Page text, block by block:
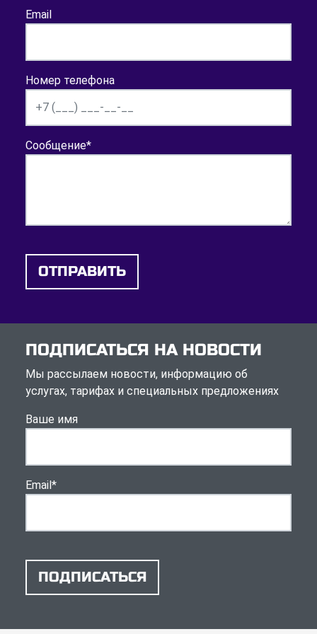
Email
Номер телефона
Сообщение*
ОТПРАВИТЬ
ПОДПИСАТЬСЯ НА НОВОСТИ
Мы рассылаем новости, информацию об
услугах, тарифах и специальных предложениях
Ваше имя
Email*
ПОДПИСАТЬСЯ